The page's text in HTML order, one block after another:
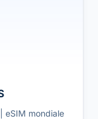
eSIM mondiale